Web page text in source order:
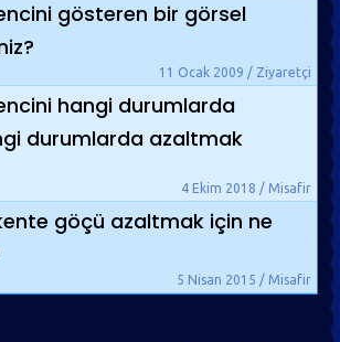
gösteren bir görsel
11 Ocak 2009 / Ziyaretçi
hangi durumlarda
durumlarda azaltmak
4 Ekim 2018 / Misafir
göçü azaltmak için ne
5 Nisan 2015 / Misafir